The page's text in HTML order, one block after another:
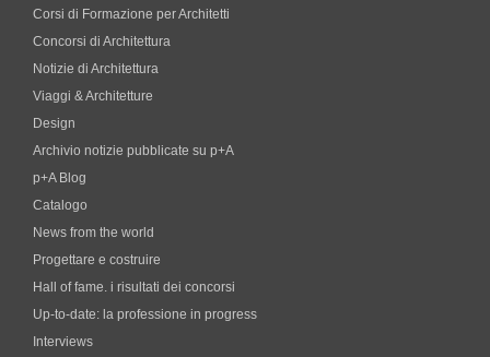
Corsi di Formazione per Architetti
Concorsi di Architettura
Notizie di Architettura
Viaggi & Architetture
Design
Archivio notizie pubblicate su p+A
p+A Blog
Catalogo
News from the world
Progettare e costruire
Hall of fame. i risultati dei concorsi
Up-to-date: la professione in progress
Interviews